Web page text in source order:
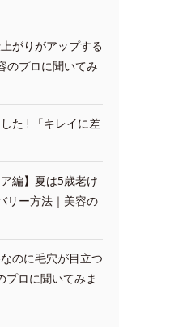
がりがアップする
のプロに聞いてみ
た ! 「キレイに差
編】夏は5歳老け
リー方法｜美容の
のに毛穴が目立つ
プロに聞いてみま